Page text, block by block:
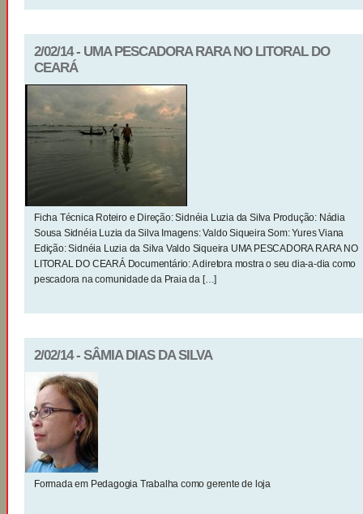
2/02/14 - UMA PESCADORA RARA NO LITORAL DO
CEARÁ
Ficha Técnica Roteiro e Direção: Sidnéia Luzia da Silva Produção: Nádia
Sousa Sidnéia Luzia da Silva Imagens: Valdo Siqueira Som: Yures Viana
Edição: Sidnéia Luzia da Silva Valdo Siqueira UMA PESCADORA RARA NO
LITORAL DO CEARÁ Documentário: A diretora mostra o seu dia-a-dia como
pescadora na comunidade da Praia da […]
2/02/14 - SÂMIA DIAS DA SILVA
Formada em Pedagogia Trabalha como gerente de loja